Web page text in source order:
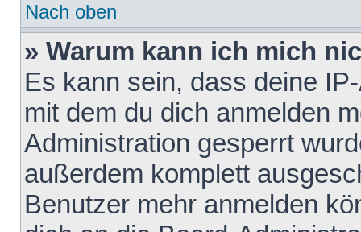
Nach oben
» Warum kann ich mich
Es kann sein, dass deine
mit dem du dich anmelden
Administration gesperrt
außerdem komplett
Benutzer mehr anmelden